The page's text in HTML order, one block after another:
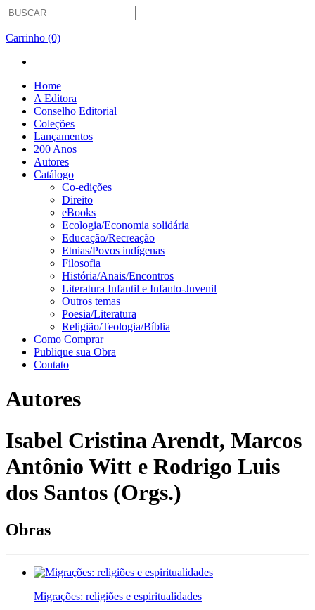
Carrinho (0)
Home
A Editora
Conselho Editorial
Coleções
Lançamentos
200 Anos
Autores
Catálogo
Co-edições
Direito
eBooks
Ecologia/Economia solidária
Educação/Recreação
Etnias/Povos indígenas
Filosofia
História/Anais/Encontros
Literatura Infantil e Infanto-Juvenil
Outros temas
Poesia/Literatura
Religião/Teologia/Bíblia
Como Comprar
Publique sua Obra
Contato
Autores
Isabel Cristina Arendt, Marcos
Antônio Witt e Rodrigo Luis
dos Santos (Orgs.)
Obras
Migrações: religiões e espiritualidades